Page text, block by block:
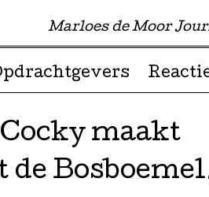
Marloes de Moor
maakt
de